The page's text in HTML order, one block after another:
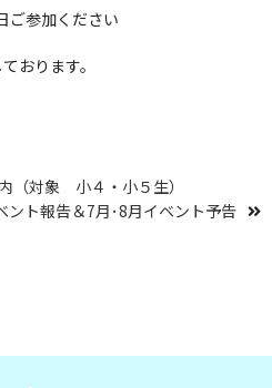
ご参加ください
おります。
（対象 小４・小５生）
ント報告＆7月･8月イベント予告